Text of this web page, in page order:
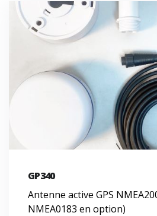
GP340
Antenne active GPS
NMEA0183 en option)